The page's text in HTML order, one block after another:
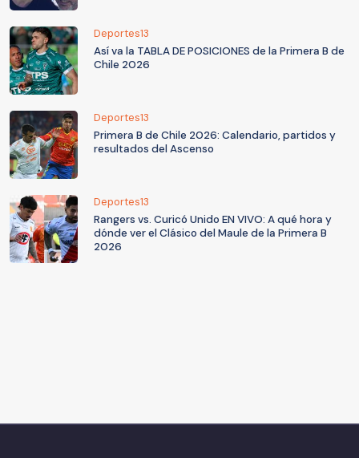
Deportes13
Así va la TABLA DE POSICIONES de la Primera B de
Chile 2026
Deportes13
Primera B de Chile 2026: Calendario, partidos y
resultados del Ascenso
Deportes13
Rangers vs. Curicó Unido EN VIVO: A qué hora y
dónde ver el Clásico del Maule de la Primera B
2026